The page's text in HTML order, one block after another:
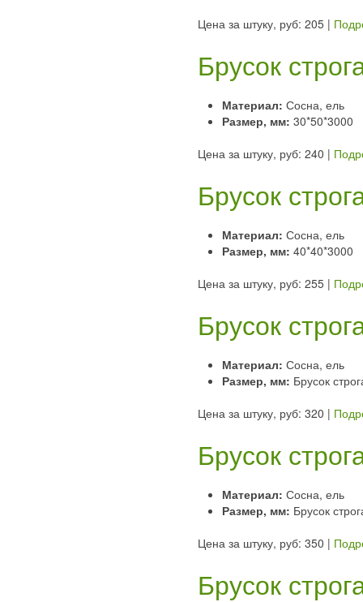
Цена за штуку, руб: 205|
Брусок
Материал: Сосна, ель
Размер, мм: 30*50*3000
Цена за штуку, руб: 240 |
Брусок
Материал: Сосна, ель
Размер, мм: 40*40*3000
Цена за штуку, руб: 255|
Брусок
Материал: Сосна, ель
Размер, мм: Брусок
Цена за штуку, руб: 320 |
Брусок
Материал: Сосна, ель
Размер, мм: Брусок
Цена за штуку, руб: 350 |
Брусок